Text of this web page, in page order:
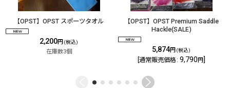
【OPST】OPST スポーツタオル
2,200円 (税込)
在庫数3個
【OPST】OPST Premium Saddle
Hackle(SALE)
5,874円 (税込)
通常販売価格: 9,790 円]